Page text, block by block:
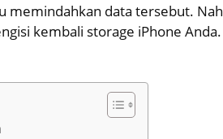
memindahkan data tersebut.
kembali storage iPhone